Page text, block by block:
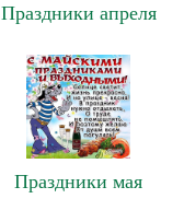
Праздники апреля
Праздники мая